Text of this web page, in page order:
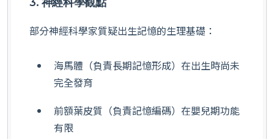
部分神經科學家質疑出生記憶的生理基礎：
海馬體（負責長期記憶形成）在出生時尚未
完全發育
前額葉皮質（負責記憶編碼）在嬰兒期功能
有限